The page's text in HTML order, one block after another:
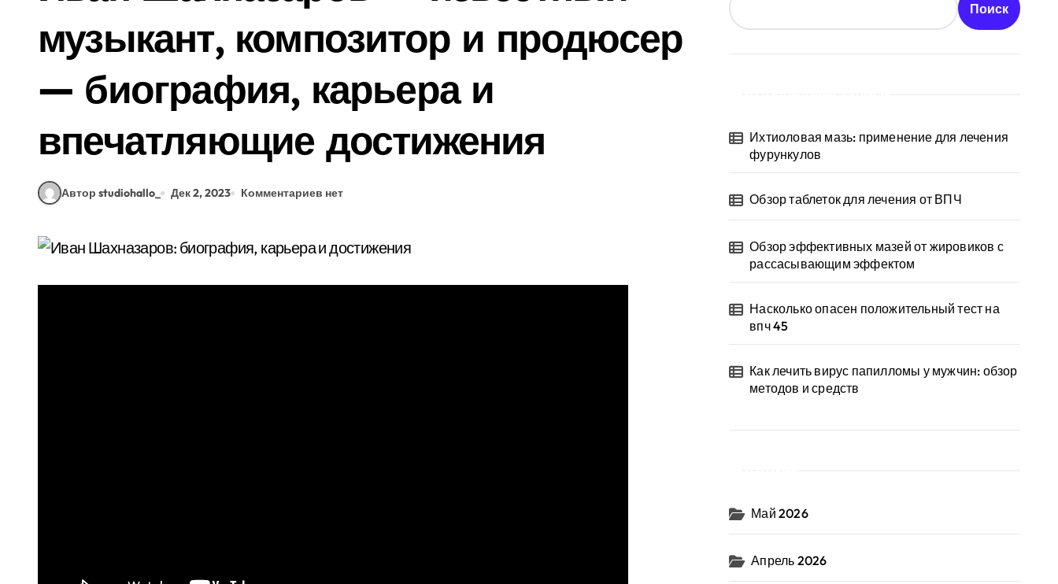
музыкант, композитор и продюсер
— биография, карьера и
впечатляющие достижения
Автор studiohallo_ Дек 2, 2023 Комментариев нет
Поиск
Ихтиоловая мазь: применение для лечения
фурункулов
Обзор таблеток для лечения от ВПЧ
Обзор эффективных мазей от жировиков с
рассасывающим эффектом
Насколько опасен положительный тест на
впч 45
Как лечить вирус папилломы у мужчин: обзор
методов и средств
Май 2026
Апрель 2026